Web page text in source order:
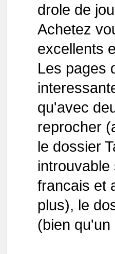
drole de
Achetez
excellents
Les pages
qu'avec
reprocher
le dossier
francais et
plus), le
(bien